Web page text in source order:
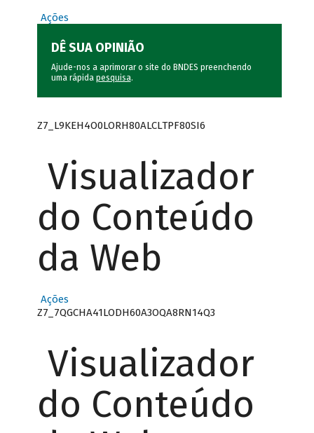
Ações
DÊ SUA OPINIÃO
Ajude-nos a aprimorar o site do BNDES preenchendo
uma rápida pesquisa.
Z7_L9KEH4O0LORH80ALCLTPF80SI6
Visualizador
do Conteúdo
da Web
Ações
Z7_7QGCHA41LODH60A3OQA8RN14Q3
Visualizador
do Conteúdo